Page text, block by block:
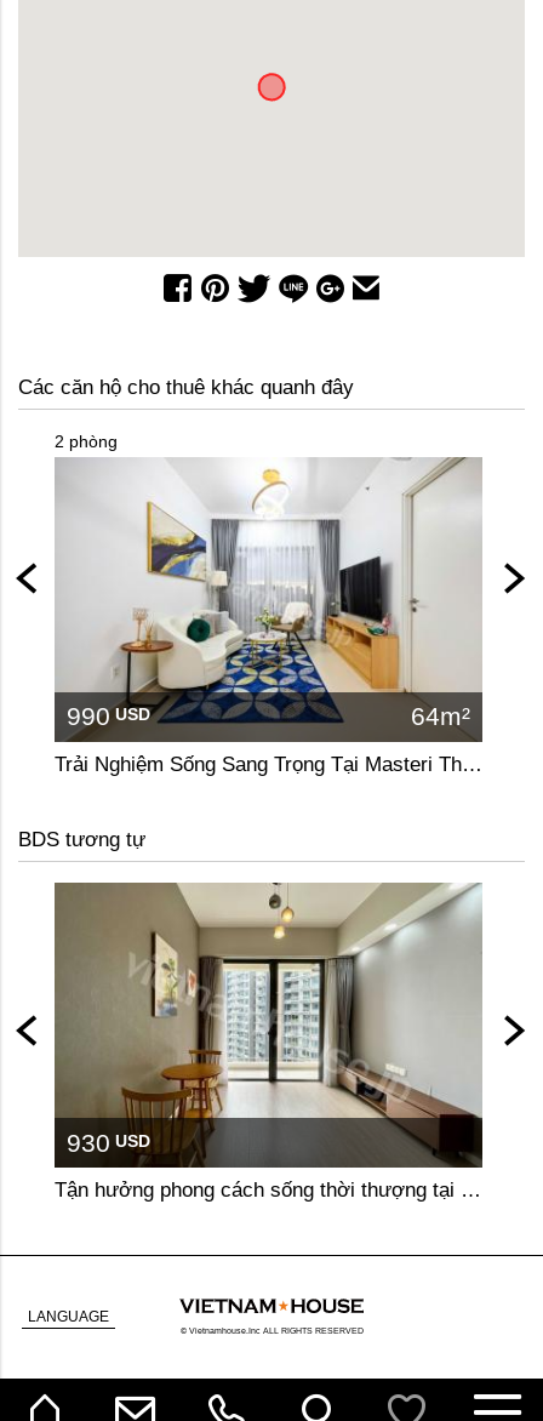
Các căn hộ cho thuê khác quanh đây
2 phòng
990USD 64m²
Trải Nghiệm Sống Sang Trọng Tại Masteri Thảo Điền
BDS tương tự
930 USD
Tận hưởng phong cách sống thời thượng tại Masteri An Phú
LANGUAGE
© Vietnamhouse.Inc ALL RIGHTS RESERVED